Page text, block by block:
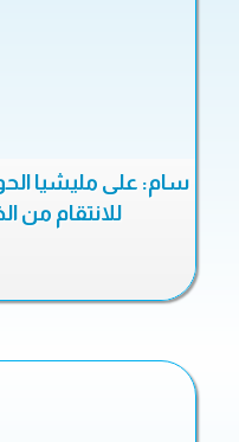
سام: على مليشيا
للانتقام من